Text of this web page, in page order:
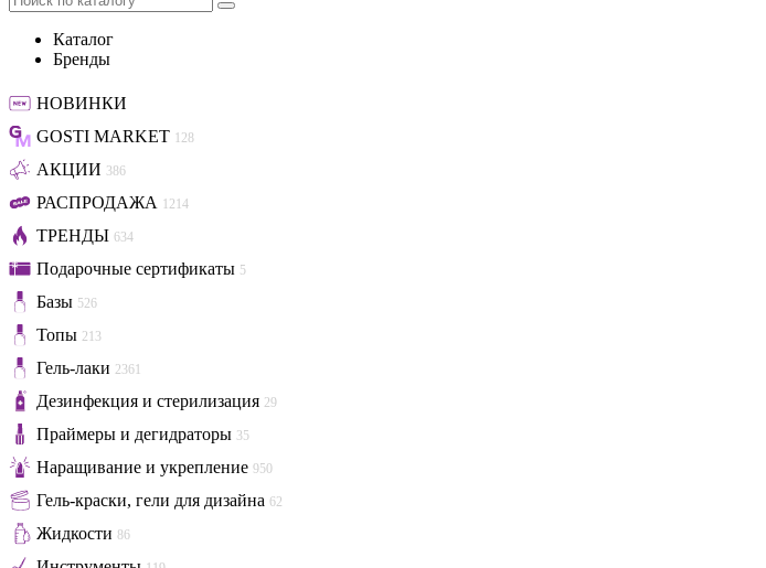
Каталог
Бренды
НОВИНКИ
GOSTI MARKET 128
АКЦИИ 386
РАСПРОДАЖА 1214
ТРЕНДЫ 634
Подарочные сертификаты 5
Базы 526
Топы 213
Гель-лаки 2361
Дезинфекция и стерилизация 29
Праймеры и дегидраторы 35
Наращивание и укрепление 950
Гель-краски, гели для дизайна 62
Жидкости 86